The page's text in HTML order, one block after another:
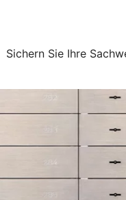
Sichern Sie Ihre